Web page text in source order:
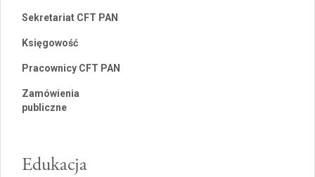
Sekretariat CFT PAN
Księgowość
Pracownicy CFT PAN
Zamówienia
publiczne
Edukacja